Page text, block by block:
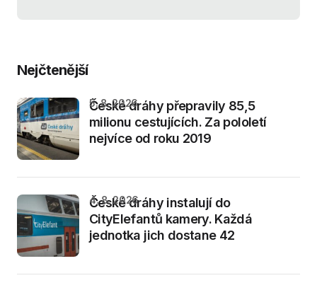
Nejčtenější
České dráhy přepravily 85,5
milionu cestujících. Za pololetí
nejvíce od roku 2019
5. 8. 2026
České dráhy instalují do
CityElefantů kamery. Každá
jednotka jich dostane 42
4. 8. 2026